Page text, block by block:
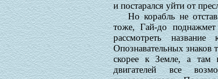
и постарался уйти от
Но корабль не
тоже, Гай-до
рассмотреть
Опознавательных
скорее к Земле, а
двигателей все